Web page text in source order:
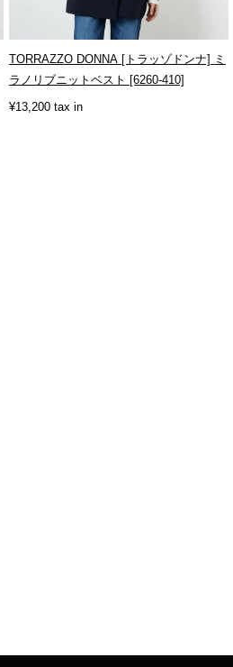
TORRAZZO DONNA [トラッゾドンナ] ミ
ラノリブニットベスト [6260-410]
¥13,200 tax in